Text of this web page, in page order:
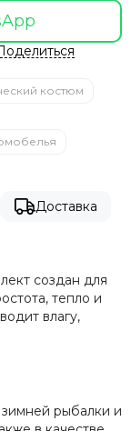
костюм
Доставка
создан для
тепло и
влагу,
рыбалки и